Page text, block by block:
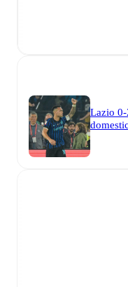
Lazio